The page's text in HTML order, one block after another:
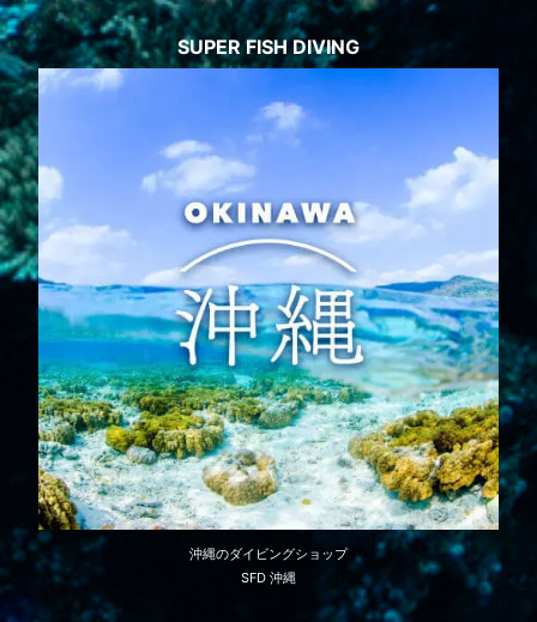
SUPER FISH DIVING
沖縄のダイビングショップ
SFD 沖縄